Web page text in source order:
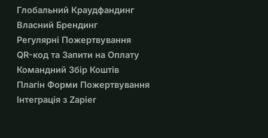
Глобальний Краудфандинг
Власний Брендинг
Регулярні Пожертвування
QR-код та Запити на Оплату
Командний Збір Коштів
Плагін Форми Пожертвування
Інтеграція з Zapier